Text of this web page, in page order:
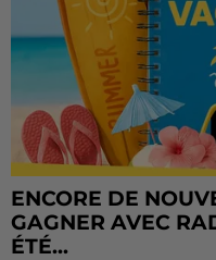
ENCORE DE
GAGNER AVEC
ÉTÉ...